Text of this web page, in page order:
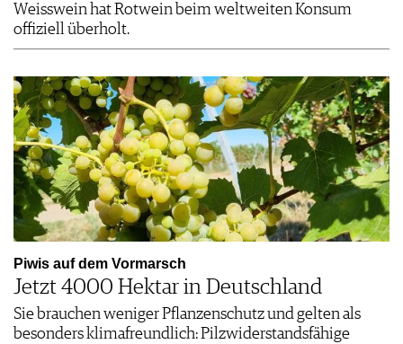
Weisswein hat Rotwein beim weltweiten Konsum
offiziell überholt.
Piwis auf dem Vormarsch
Jetzt 4000 Hektar in Deutschland
Sie brauchen weniger Pflanzenschutz und gelten als
besonders klimafreundlich: Pilzwiderstandsfähige